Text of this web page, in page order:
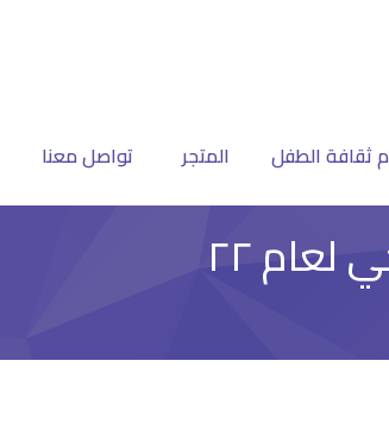
ثقافة الطفل المتجر تواصل معنا
٢٢